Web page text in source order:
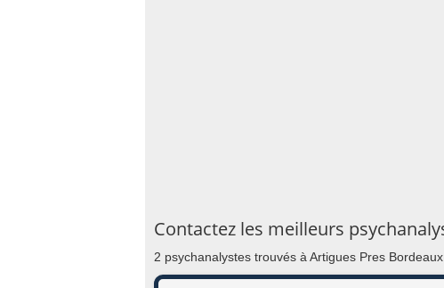
Contactez les meilleurs
2 psychanalystes trouvés à Artigues Pres Bordeaux.